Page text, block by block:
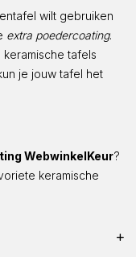
wilt gebruiken
extra poedercoating.
tafels
je jouw tafel het
WebwinkelKeur?
keramische